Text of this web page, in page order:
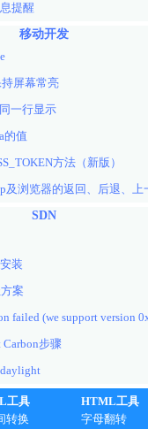
提醒
移动开发
屏幕常亮
一行显示
的值
方法（新版）
SDN
装
案
failed (we support version
步骤
工具
转换
HTML工具
字母翻转